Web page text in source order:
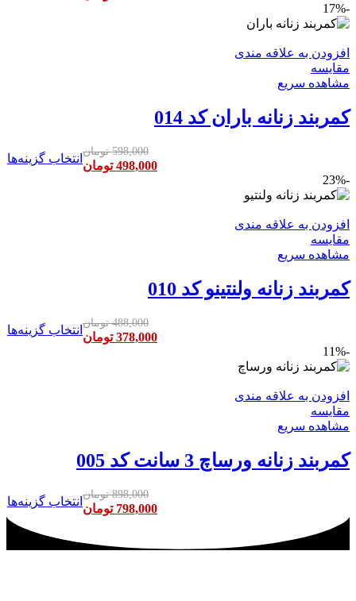
-17%
افزودن به علاقه مندی
مقایسه
مشاهده سریع
کمربند زنانه باران کد 014
598,000 تومان
498,000 تومان انتخاب گزینه‌ها
-23%
افزودن به علاقه مندی
مقایسه
مشاهده سریع
کمربند زنانه ولنتینو کد 010
488,000 تومان
378,000 تومان انتخاب گزینه‌ها
-11%
افزودن به علاقه مندی
مقایسه
مشاهده سریع
کمربند زنانه ورساچ 3 سانت کد 005
898,000 تومان
798,000 تومان انتخاب گزینه‌ها